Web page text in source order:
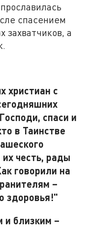
спасением
захватчиков, а
христиан с
спаси и
в Таинстве
честь, рады
говорили на
–
здоровья!"
близким –